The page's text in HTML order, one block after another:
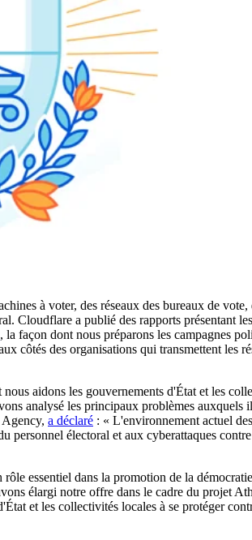
à voter, des réseaux des bureaux de vote,
Cloudflare a publié des rapports présentant
, la façon dont nous préparons les campagnes
côtés des organisations qui transmettent les
aidons les gouvernements d'État et les
analysé les principaux problèmes auxquels
a déclaré : « L'environnement actuel
personnel électoral et aux cyberattaques
essentiel dans la promotion de la
élargi notre offre dans le cadre du projet
et les collectivités locales à se protéger